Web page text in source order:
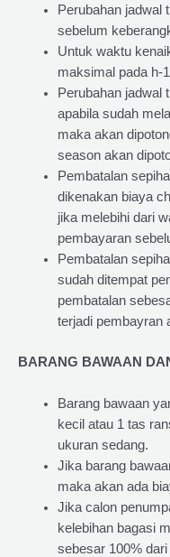
Perubahan jadwal
sebelum
Untuk waktu
maksimal pada h-
Perubahan jadwal
apabila sudah
maka akan
season akan
Pembatalan
dikenakan biaya
jika melebihi dari
pembayaran
Pembatalan
sudah ditempat
pembatalan
terjadi pembayran
BARANG BAWAAN
Barang bawaan
kecil atau 1 tas
ukuran sedang.
Jika barang
maka akan ada
Jika calon
kelebihan bagasi
sebesar 100% dari